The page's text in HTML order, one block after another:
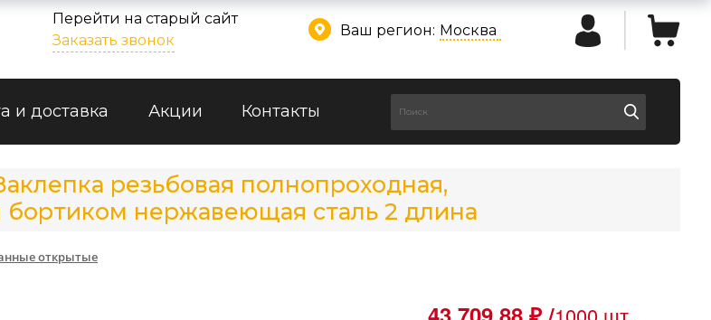
Перейти на старый сайт
Заказать звонок
Ваш регион: Москва
и доставка Акции Контакты
резьбовая полнопроходная,
нержавеющая сталь 2 длина
открытые